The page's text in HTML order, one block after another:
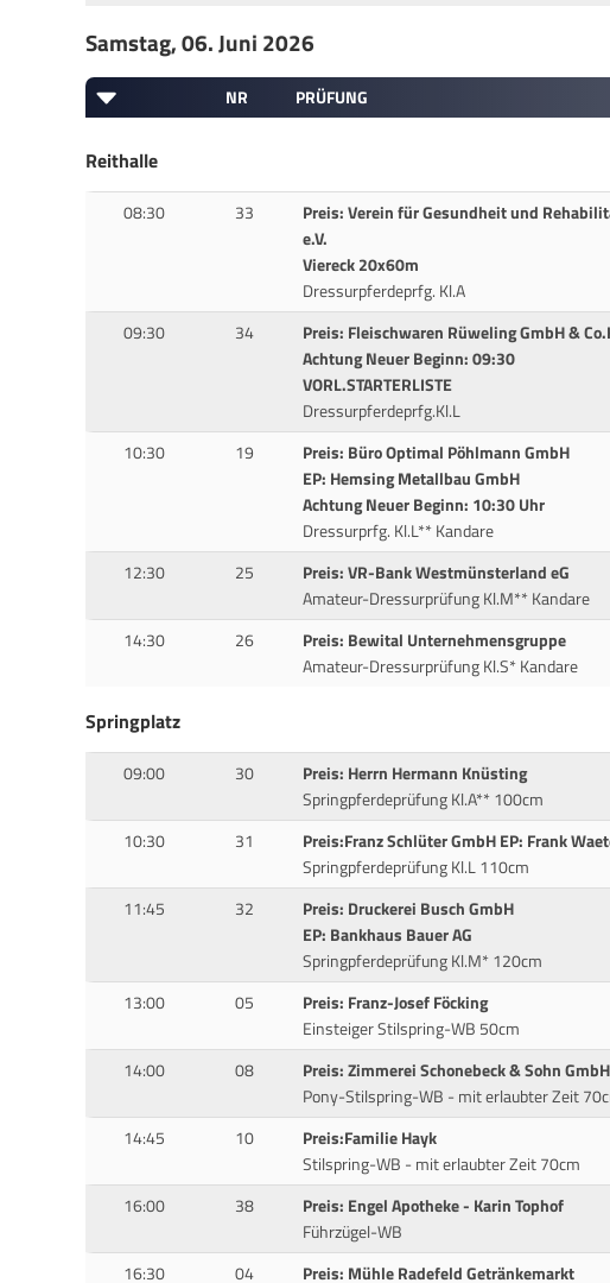
Samstag, 06. Juni 2026
NR PRÜFUNG
Reithalle
08:30 33
Preis: Verein für Gesundheit und
e.V.
Viereck 20x60m
Dressurpferdeprfg. Kl.A
09:30 34
Preis: Fleischwaren Rüweling GmbH &
Achtung Neuer Beginn: 09:30
VORL.STARTERLISTE
Dressurpferdeprfg.Kl.L
10:30 19
Preis: Büro Optimal Pöhlmann GmbH
EP: Hemsing Metallbau GmbH
Achtung Neuer Beginn: 10:30 Uhr
Dressurprfg. Kl.L** Kandare
12:30 25
Preis: VR-Bank Westmünsterland eG
Amateur-Dressurprüfung Kl.M** Kandare
14:30 26
Preis: Bewital Unternehmensgruppe
Amateur-Dressurprüfung Kl.S* Kandare
Springplatz
09:00 30
Preis: Herrn Hermann Knüsting
Springpferdeprüfung Kl.A** 100cm
10:30 31
Preis:Franz Schlüter GmbH EP: Frank
Springpferdeprüfung Kl.L 110cm
11:45 32
Preis: Druckerei Busch GmbH
EP: Bankhaus Bauer AG
Springpferdeprüfung Kl.M* 120cm
13:00 05
Preis: Franz-Josef Föcking
Einsteiger Stilspring-WB 50cm
14:00 08
Preis: Zimmerei Schonebeck & Sohn GmbH
Pony-Stilspring-WB - mit erlaubter Zeit
14:45 10
Preis:Familie Hayk
Stilspring-WB - mit erlaubter Zeit 70cm
16:00 38
Preis: Engel Apotheke - Karin Tophof
Führzügel-WB
16:30 04
Preis: Mühle Radefeld Getränkemarkt